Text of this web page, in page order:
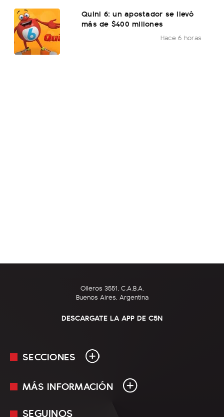
Quini 6: un apostador se llevó
más de $400 millones
Hace 6 horas
Olleros 3551, C.A.B.A.
Buenos Aires, Argentina
DESCARGATE LA APP DE C5N
SECCIONES
En Vivo
MÁS INFORMACIÓN
SEGUINOS